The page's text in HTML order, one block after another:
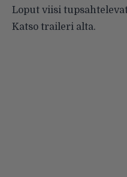
Loput viisi
Katso traileri alta.